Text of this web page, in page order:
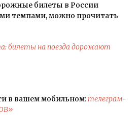
билеты в России
темпами, можно прочитать
билеты на поезда дорожают
в вашем мобильном:телеграм-